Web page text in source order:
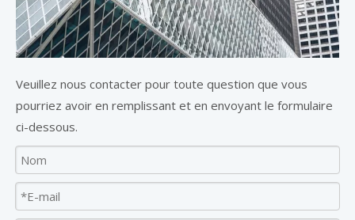
Veuillez nous contacter pour toute question que vous
pourriez avoir en remplissant et en envoyant le formulaire
ci-dessous.